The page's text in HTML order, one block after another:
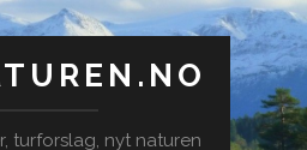
turforslag, nyt naturen